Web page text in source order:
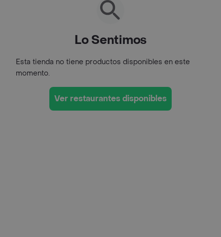
Lo Sentimos
Esta tienda no tiene productos disponibles en este
momento.
Ver restaurantes disponibles